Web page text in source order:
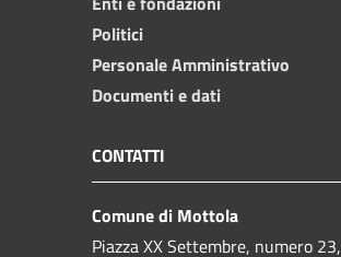
Politici
Personale Amministrativo
Documenti e dati
CONTATTI
Comune di Mottola
Piazza XX Settembre, numero 23,